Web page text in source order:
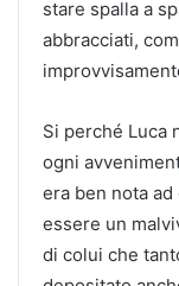
stare spalla a
abbracciati,
Si perché Luca
ogni
era ben nota
essere un
di colui che